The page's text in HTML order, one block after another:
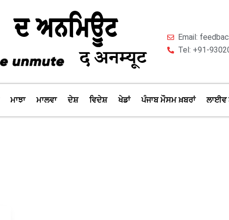
Email:
Tel: +91-
ਮਾਝਾ ਮਾਲਵਾ ਦੇਸ਼ ਵਿਦੇਸ਼ ਖੇਡਾਂ ਪੰਜਾਬ ਮੌਸਮ ਖ਼ਬਰਾਂ ਲਾਈਵ